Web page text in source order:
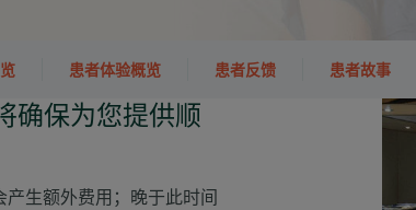
患者体验概览 患者反馈 患者故事
确保为您提供顺
生额外费用；晚于此时间